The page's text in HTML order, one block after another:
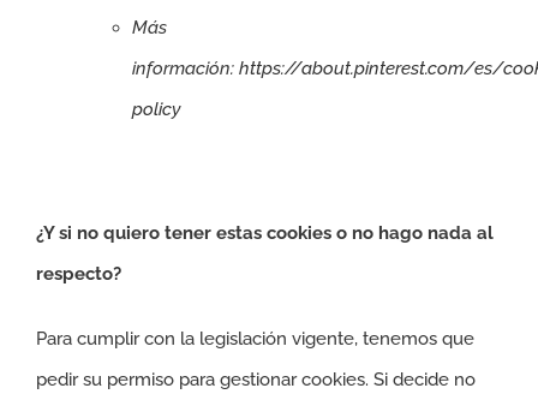
Más
información: https://about.pinterest.com/es/
policy
¿Y si no quiero tener estas cookies o no hago nada al
respecto?
Para cumplir con la legislación vigente, tenemos que
pedir su permiso para gestionar cookies. Si decide no